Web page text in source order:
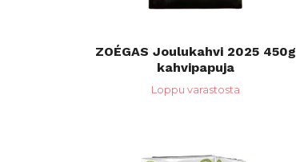
ZOÉGAS Joulukahvi 2025 450g
kahvipapuja
Loppu varastosta